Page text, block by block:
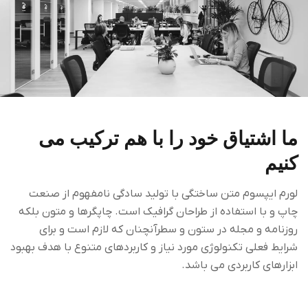
ما اشتیاق خود را با هم ترکیب می
کنیم
لورم ایپسوم متن ساختگی با تولید سادگی نامفهوم از صنعت
چاپ و با استفاده از طراحان گرافیک است. چاپگرها و متون بلکه
روزنامه و مجله در ستون و سطرآنچنان که لازم است و برای
شرایط فعلی تکنولوژی مورد نیاز و کاربردهای متنوع با هدف بهبود
ابزارهای کاربردی می باشد.